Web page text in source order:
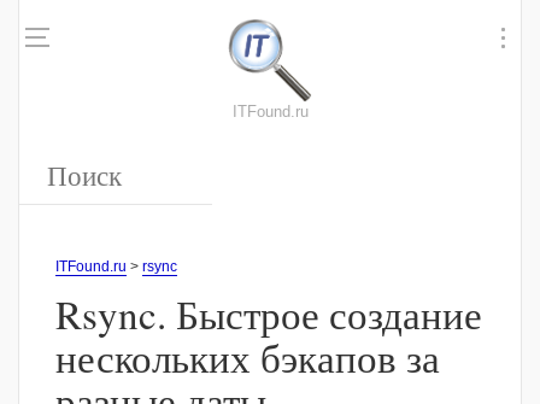
ITFound.ru
ITFound.ru > rsync
Rsync. Быстрое создание
нескольких бэкапов за